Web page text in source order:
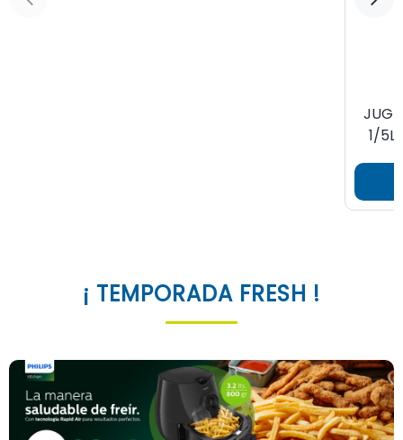
1/5L
¡ TEMPORADA FRESH !